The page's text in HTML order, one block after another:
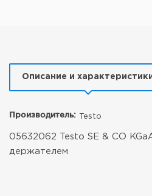
Описание и
Производитель: Testo
05632062 Testo SE & CO
держателем